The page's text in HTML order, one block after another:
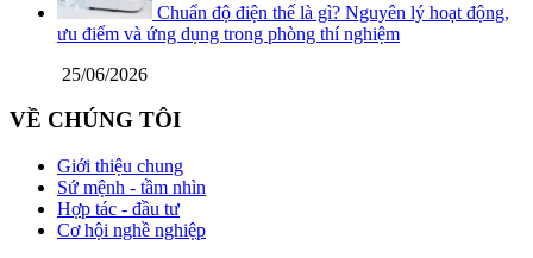
Chuẩn độ điện thế là gì? Nguyên lý hoạt động,
ưu điểm và ứng dụng trong phòng thí nghiệm
25/06/2026
VỀ CHÚNG TÔI
Giới thiệu chung
Sứ mệnh - tầm nhìn
Hợp tác - đầu tư
Cơ hội nghề nghiệp